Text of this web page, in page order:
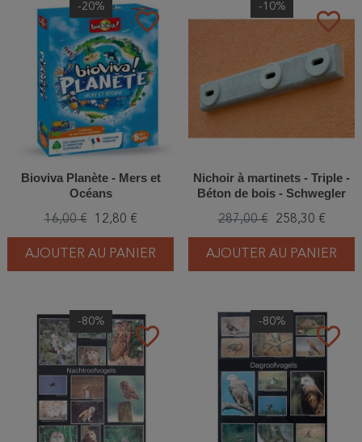
favorite_border
-20%
Bioviva Planète - Mers et
Océans
16,00 € 12,80 €
AJOUTER AU PANIER
favorite_border
-10%
Nichoir à martinets - Triple -
Béton de bois - Schwegler
287,00 € 258,30 €
AJOUTER AU PANIER
favorite_border
-80%
favorite_border
-80%